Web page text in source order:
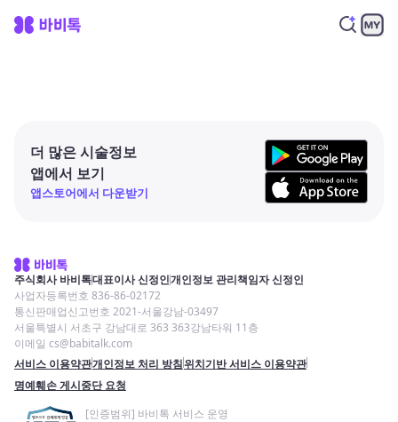
더 많은 시술정보
앱에서 보기
앱스토어에서 다운받기
주식회사 바비톡대표이사 신정인개인정보 관리책임자 신정인
사업자등록번호 836-86-02172
통신판매업신고번호 2021-서울강남-03497
서울특별시 서초구 강남대로 363 363강남타워 11층
이메일 cs@babitalk.com
서비스 이용약관개인정보 처리 방침위치기반 서비스 이용약관
명예훼손 게시중단 요청
[인증범위] 바비톡 서비스 운영